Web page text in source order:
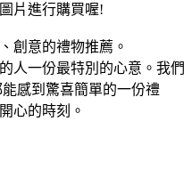
片進行購買喔!
創意的禮物推薦。
人一份最特別的心意。我們
感到驚喜簡單的一份禮
心的時刻。